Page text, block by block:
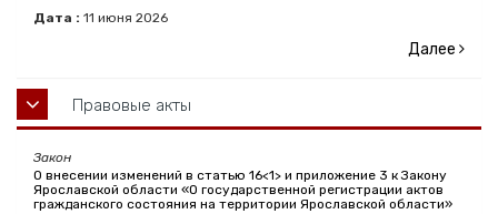
Дата : 11 июня 2026
Далее
Правовые акты
Закон
О внесении изменений в статью 16<1> и приложение 3 к Закону
Ярославской области «О государственной регистрации актов
гражданского состояния на территории Ярославской области»